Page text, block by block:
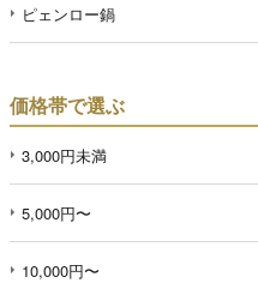
ピェンロー鍋
価格帯で選ぶ
3,000円未満
5,000円〜
10,000円〜